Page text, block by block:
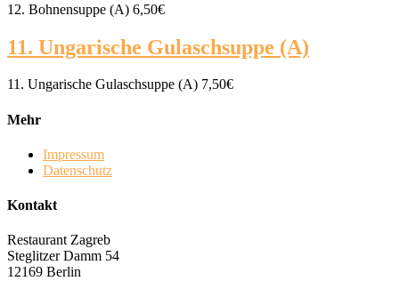
12. Bohnensuppe (A) 6,50€
11. Ungarische Gulaschsuppe (A)
11. Ungarische Gulaschsuppe (A) 7,50€
Mehr
Impressum
Datenschutz
Kontakt
Restaurant Zagreb
Steglitzer Damm 54
12169 Berlin